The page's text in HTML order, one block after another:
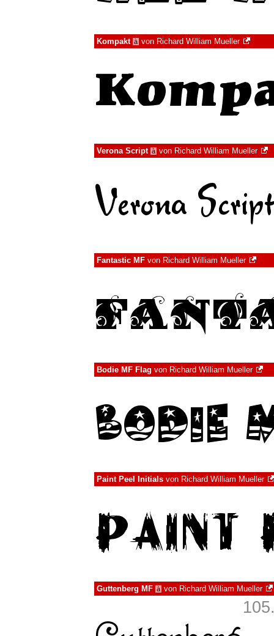
Kompakt à von Richard William Mueller
Verona Script à von Richard William Mueller
Fantastic MF von Richard William Mueller
Bodie MF Flag von Richard William Mueller
Paint Peel Initials von Richard William Mueller
Guttenberg MF à von Richard William Mueller